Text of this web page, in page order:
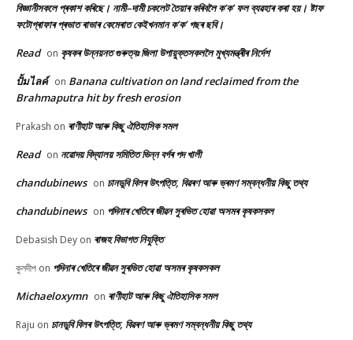
বিজ্ঞানীসকলে প্ৰকাশ কৰিছে। নামী–দামী চকলেট তৈয়াৰ কৰিবলৈ ক’ক’ ফল ব্যৱহাৰ কৰা হয়। ষ্টাফ
ফটোগ্ৰাফাৰ প্ৰভাত ৰাভাৰ কেমেৰাত কেইখনমান ক’ক’ গছৰ ছবি।
Read on কৃষকৰ উন্নয়নত গুৰুত্বঃ জিলা উপায়ুক্তসকললৈ মুখ্যমন্ত্ৰীৰ নিৰ্দেশ
ปั้มไลค์ on Banana cultivation on land reclaimed from the
Brahmaputra hit by fresh erosion
Prakash on ৰাণীহাট আৰু কিছু ঐতিহাসিক সমল
Read on নৱোদয় বিদ্যালয় সমিতিত ভিন্ন বৰ্গৰ পদ খালী
chandubinews on চানডুবি বিলৰ উৎপত্তি, বিৱৰণ আৰু ভ্ৰমণ সম্বন্ধনীয় কিছু তথ্য
chandubinews on পদিনাৰ খেতিৰে জীৱন সুৰভিত হোৱা অসমৰ কৃষকসকল
Debasish Dey on ৰাজহ বিভাগত নিযুক্তি
কুলদীপ on পদিনাৰ খেতিৰে জীৱন সুৰভিত হোৱা অসমৰ কৃষকসকল
Michaeloxymn on ৰাণীহাট আৰু কিছু ঐতিহাসিক সমল
Raju on চানডুবি বিলৰ উৎপত্তি, বিৱৰণ আৰু ভ্ৰমণ সম্বন্ধনীয় কিছু তথ্য